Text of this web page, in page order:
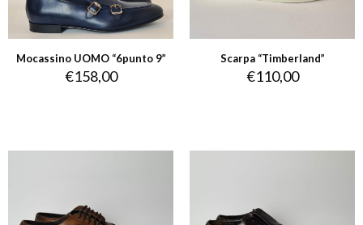
Mocassino UOMO “6punto 9”
€158,00
Scarpa “Timberland”
€110,00